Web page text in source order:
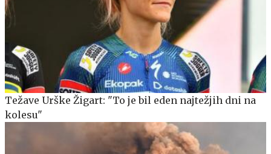
Težave Urške Žigart: "To je bil eden najtežjih dni na
kolesu"